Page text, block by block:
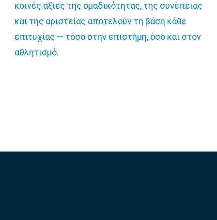
κοινές αξίες της ομαδικότητας, της συνέπειας
και της αριστείας αποτελούν τη βάση κάθε
επιτυχίας — τόσο στην επιστήμη, όσο και στον
αθλητισμό.